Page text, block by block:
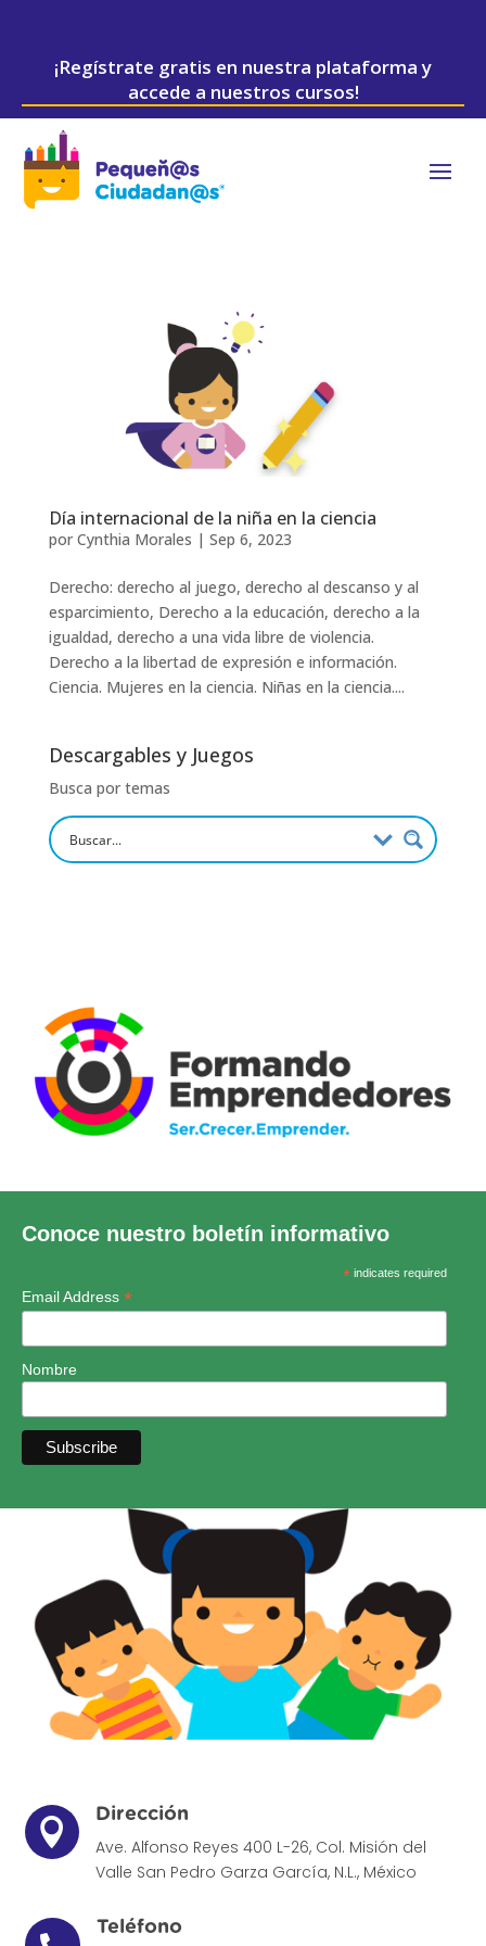
¡Regístrate gratis en nuestra plataforma y
accede a nuestros cursos!
Día internacional de la niña en la ciencia
por Cynthia Morales | Sep 6, 2023
Derecho: derecho al juego, derecho al descanso y al
esparcimiento, Derecho a la educación, derecho a la
igualdad, derecho a una vida libre de violencia.
Derecho a la libertad de expresión e información.
Ciencia. Mujeres en la ciencia. Niñas en la ciencia....
Descargables y Juegos
Busca por temas
Conoce nuestro boletín informativo
*indicates required
Email Address *
Nombre

Dirección
Ave. Alfonso Reyes 400 L-26, Col. Misión del
Valle San Pedro Garza García, N.L., México
Teléfono